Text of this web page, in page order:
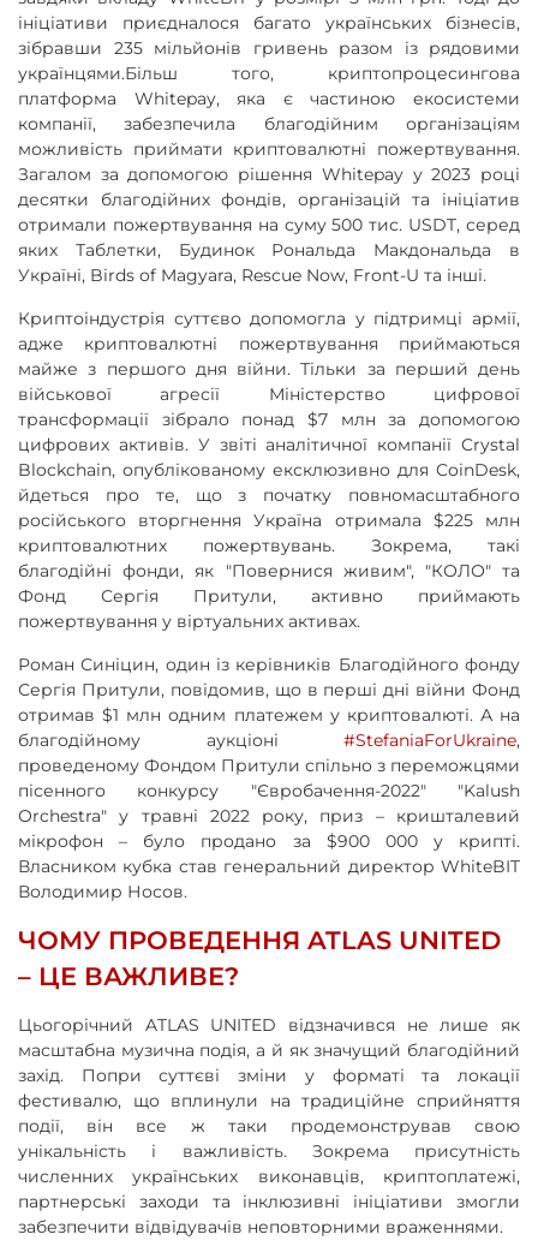
ініціативи приєдналося багато українських бізнесів,
зібравши 235 мільйонів гривень разом із рядовими
українцями.Більш того, криптопроцесингова
платформа Whitepay, яка є частиною екосистеми
компанії, забезпечила благодійним організаціям
можливість приймати криптовалютні пожертвування.
Загалом за допомогою рішення Whitepay у 2023 році
десятки благодійних фондів, організацій та ініціатив
отримали пожертвування на суму 500 тис. USDT, серед
яких Таблетки, Будинок Рональда Макдональда в
Україні, Birds of Magyara, Rescue Now, Front-U та інші.
Криптоіндустрія суттєво допомогла у підтримці армії,
адже криптовалютні пожертвування приймаються
майже з першого дня війни. Тільки за перший день
військової агресії Міністерство цифрової
трансформації зібрало понад $7 млн ​​за допомогою
цифрових активів. У звіті аналітичної компанії Crystal
Blockchain, опублікованому ексклюзивно для CoinDesk,
йдеться про те, що з початку повномасштабного
російського вторгнення Україна отримала $225 млн
криптовалютних пожертвувань. Зокрема, такі
благодійні фонди, як "Повернися живим", "КОЛО" та
Фонд Сергія Притули, активно приймають
пожертвування у віртуальних активах.
Роман Синіцин, один із керівників Благодійного фонду
Сергія Притули, повідомив, що в перші дні війни Фонд
отримав $1 млн одним платежем у криптовалюті. А на
благодійному аукціоні #StefaniaForUkraine,
проведеному Фондом Притули спільно з переможцями
пісенного конкурсу "Євробачення-2022" "Kalush
Orchestra" у травні 2022 року, приз – кришталевий
мікрофон – було продано за $900 000 у крипті.
Власником кубка став генеральний директор WhiteBIT
Володимир Носов.
ЧОМУ ПРОВЕДЕННЯ ATLAS UNITED
– ЦЕ ВАЖЛИВЕ?
Цьогорічний ATLAS UNITED відзначився не лише як
масштабна музична подія, а й як значущий благодійний
захід. Попри суттєві зміни у форматі та локації
фестивалю, що вплинули на традиційне сприйняття
події, він все ж таки продемонстрував свою
унікальність і важливість. Зокрема присутність
численних українських виконавців, криптоплатежі,
партнерські заходи та інклюзивні ініціативи змогли
забезпечити відвідувачів неповторними враженнями.